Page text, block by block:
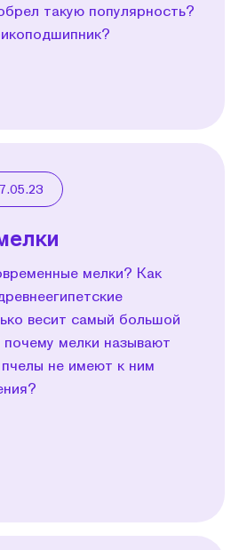
такую популярность?
мелки? Как
весит самый большой
мелки называют
не имеют к ним